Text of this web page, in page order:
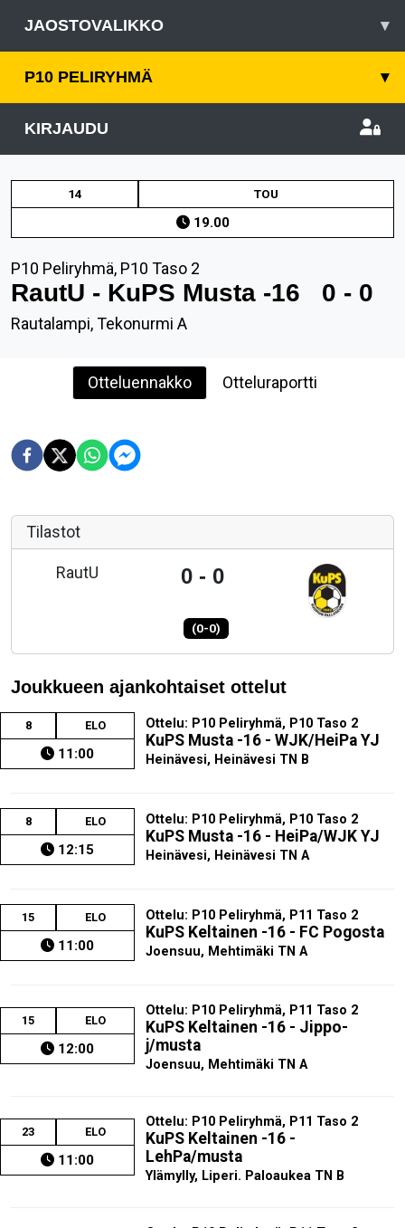
JAOSTOVALIKKO ▾
P10 PELIRYHMÄ ▾
KIRJAUDU
14 TOU
19.00
P10 Peliryhmä, P10 Taso 2
RautU - KuPS Musta -16 0 - 0
Rautalampi, Tekonurmi A
Otteluennakko Otteluraportti
Tilastot
RautU 0 - 0
(0-0)
Joukkueen ajankohtaiset ottelut
8 ELO
11:00
Ottelu: P10 Peliryhmä, P10 Taso 2
KuPS Musta -16 - WJK/HeiPa YJ
Heinävesi, Heinävesi TN B
8 ELO
12:15
Ottelu: P10 Peliryhmä, P10 Taso 2
KuPS Musta -16 - HeiPa/WJK YJ
Heinävesi, Heinävesi TN A
15 ELO
11:00
Ottelu: P10 Peliryhmä, P11 Taso 2
KuPS Keltainen -16 - FC Pogosta
Joensuu, Mehtimäki TN A
15 ELO
12:00
Ottelu: P10 Peliryhmä, P11 Taso 2
KuPS Keltainen -16 - Jippo-
j/musta
Joensuu, Mehtimäki TN A
23 ELO
11:00
Ottelu: P10 Peliryhmä, P11 Taso 2
KuPS Keltainen -16 -
LehPa/musta
Ylämylly, Liperi. Paloaukea TN B